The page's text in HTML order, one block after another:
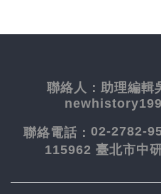
聯絡人： 助理編
聯絡電話： 02-2782-
115962 臺北市中